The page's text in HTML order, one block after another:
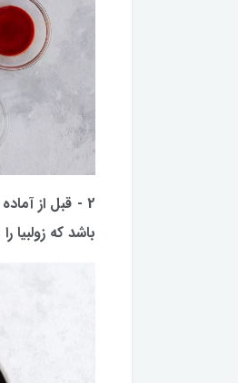
2 - قبل از
باشد که زولبیا